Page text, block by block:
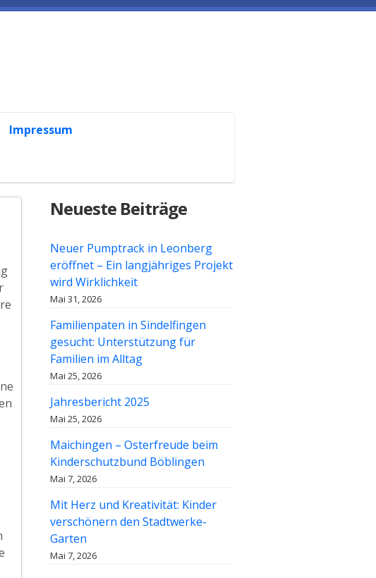
Impressum
Neueste Beiträge
Neuer Pumptrack in Leonberg
eröffnet – Ein langjähriges Projekt
wird Wirklichkeit
Mai 31, 2026
Familienpaten in Sindelfingen
gesucht: Unterstützung für
Familien im Alltag
Mai 25, 2026
Jahresbericht 2025
Mai 25, 2026
Maichingen – Osterfreude beim
Kinderschutzbund Böblingen
Mai 7, 2026
Mit Herz und Kreativität: Kinder
verschönern den Stadtwerke-
Garten
Mai 7, 2026